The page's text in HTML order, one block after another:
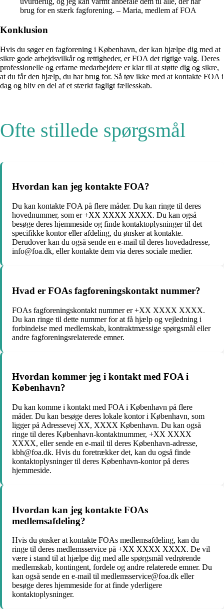
brug for en stærk fagforening. – Maria, medlem af FOA
Konklusion
Hvis du søger en fagforening i København, der kan hjælpe dig med at
sikre gode arbejdsvilkår og rettigheder, er FOA det rigtige valg. Deres
professionelle og erfarne medarbejdere er klar til at støtte dig og sikre,
at du får den hjælp, du har brug for. Så tøv ikke med at kontakte FOA i
dag og bliv en del af et stærkt fagligt fællesskab.
Ofte stillede spørgsmål
Hvordan kan jeg kontakte FOA?
Du kan kontakte FOA på flere måder. Du kan ringe til deres
hovednummer, som er +XX XXXX XXXX. Du kan også
besøge deres hjemmeside og finde kontaktoplysninger til det
specifikke kontor eller afdeling, du ønsker at kontakte.
Derudover kan du også sende en e-mail til deres hovedadresse,
info@foa.dk, eller kontakte dem via deres sociale medier.
Hvad er FOAs fagforeningskontakt nummer?
FOAs fagforeningskontakt nummer er +XX XXXX XXXX.
Du kan ringe til dette nummer for at få hjælp og vejledning i
forbindelse med medlemskab, kontraktmæssige spørgsmål eller
andre fagforeningsrelaterede emner.
Hvordan kommer jeg i kontakt med FOA i
København?
Du kan komme i kontakt med FOA i København på flere
måder. Du kan besøge deres lokale kontor i København, som
ligger på Adressevej XX, XXXX København. Du kan også
ringe til deres København-kontaktnummer, +XX XXXX
XXXX, eller sende en e-mail til deres København-adresse,
kbh@foa.dk. Hvis du foretrækker det, kan du også finde
kontaktoplysninger til deres København-kontor på deres
hjemmeside.
Hvordan kan jeg kontakte FOAs
medlemsafdeling?
Hvis du ønsker at kontakte FOAs medlemsafdeling, kan du
ringe til deres medlemsservice på +XX XXXX XXXX. De vil
være i stand til at hjælpe dig med alle spørgsmål vedrørende
medlemskab, kontingent, fordele og andre relaterede emner. Du
kan også sende en e-mail til medlemsservice@foa.dk eller
besøge deres hjemmeside for at finde yderligere
kontaktoplysninger.